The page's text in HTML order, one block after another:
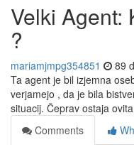
Velki Agent:
?
mariamjmpg354851 89
Ta agent je bil izjemna
verjamejo , da je bila
situacij. Čeprav ostaja
Comments